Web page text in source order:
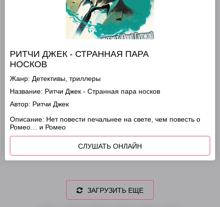
РИТЧИ ДЖЕК - СТРАННАЯ ПАРА
НОСКОВ
Жанр: Детективы, триллеры
Название: Ритчи Джек - Странная пара носков
Автор: Ритчи Джек
Описание: Нет повести печальнее на свете, чем повесть о
Ромео… и Ромео
СЛУШАТЬ ОНЛАЙН
ЗАГРУЗИТЬ ЕЩЕ